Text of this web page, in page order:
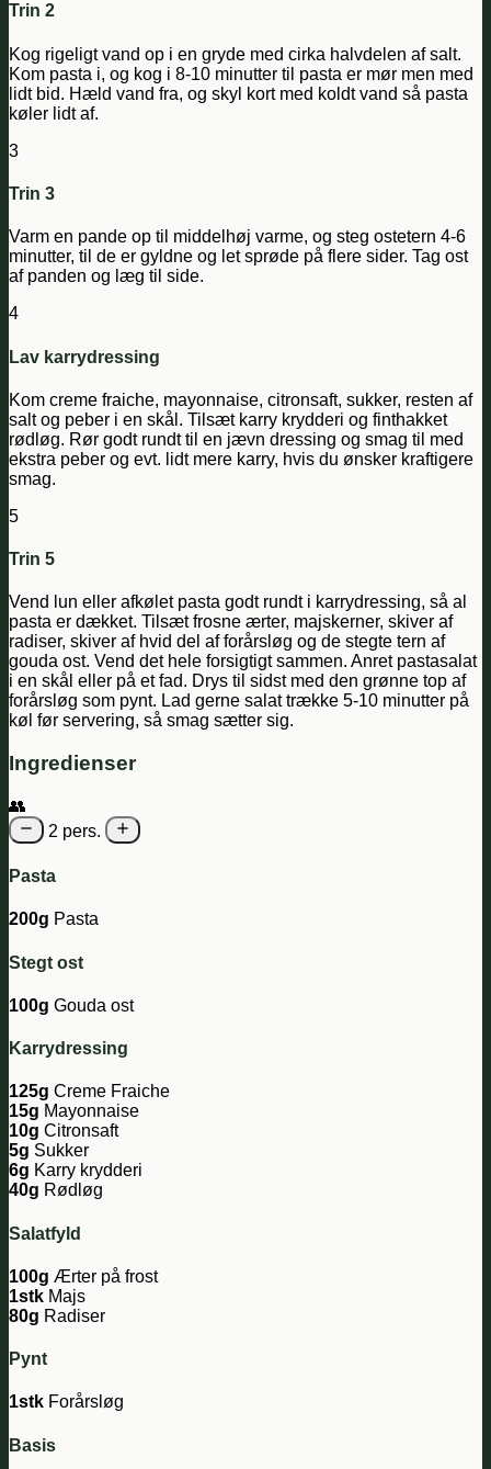
Trin 2
Kog rigeligt vand op i en gryde med cirka halvdelen af salt.
Kom pasta i, og kog i 8-10 minutter til pasta er mør men med
lidt bid. Hæld vand fra, og skyl kort med koldt vand så pasta
køler lidt af.
3
Trin 3
Varm en pande op til middelhøj varme, og steg ostetern 4-6
minutter, til de er gyldne og let sprøde på flere sider. Tag ost
af panden og læg til side.
4
Lav karrydressing
Kom creme fraiche, mayonnaise, citronsaft, sukker, resten af
salt og peber i en skål. Tilsæt karry krydderi og finthakket
rødløg. Rør godt rundt til en jævn dressing og smag til med
ekstra peber og evt. lidt mere karry, hvis du ønsker kraftigere
smag.
5
Trin 5
Vend lun eller afkølet pasta godt rundt i karrydressing, så al
pasta er dækket. Tilsæt frosne ærter, majskerner, skiver af
radiser, skiver af hvid del af forårsløg og de stegte tern af
gouda ost. Vend det hele forsigtigt sammen. Anret pastasalat
i en skål eller på et fad. Drys til sidst med den grønne top af
forårsløg som pynt. Lad gerne salat trække 5-10 minutter på
køl før servering, så smag sætter sig.
Ingredienser
👥
2 pers.
Pasta
200g Pasta
Stegt ost
100g Gouda ost
Karrydressing
125g Creme Fraiche
15g Mayonnaise
10g Citronsaft
5g Sukker
6g Karry krydderi
40g Rødløg
Salatfyld
100g Ærter på frost
1stk Majs
80g Radiser
Pynt
1stk Forårsløg
Basis